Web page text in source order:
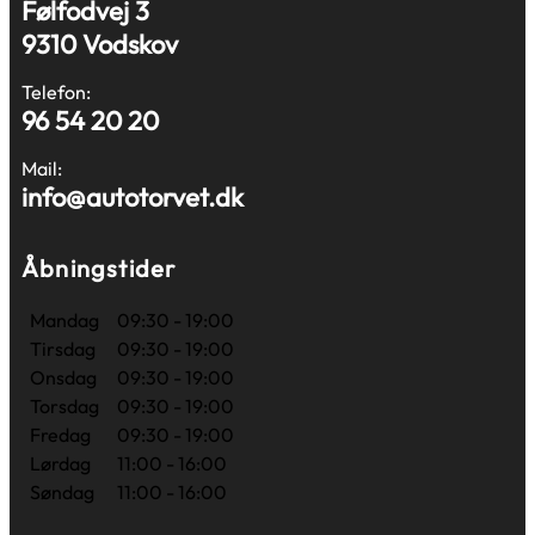
Følfodvej 3
9310 Vodskov
Telefon:
96 54 20 20
Mail:
info@autotorvet.dk
Åbningstider
Mandag
09:30 - 19:00
Tirsdag
09:30 - 19:00
Onsdag
09:30 - 19:00
Torsdag
09:30 - 19:00
Fredag
09:30 - 19:00
Lørdag
11:00 - 16:00
Søndag
11:00 - 16:00